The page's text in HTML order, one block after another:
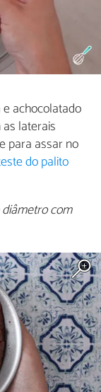
achocolatado
laterais
para assar no
do palito
com